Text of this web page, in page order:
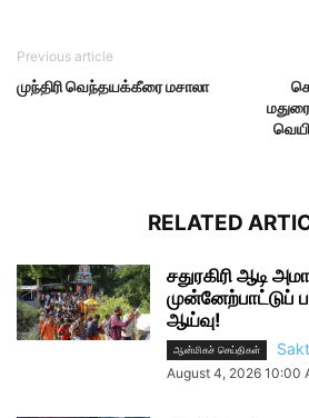
Previous article
முந்திரி வெந்தயக்கீரை மசாலா
RELATED
சதுரகிரி ஆடி
முன்னேற்பாட்டுப்
ஆய்வு!
ஆன்மிகச் செய்திகள்
August 4, 2026 10:00